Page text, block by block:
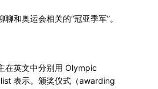
和奥运会相关的“冠亚季军”。
在英文中分别用 Olympic
表示。颁奖仪式（awarding